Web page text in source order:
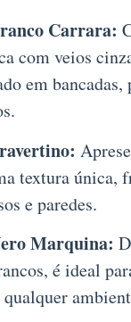
Carrara:
com veios
em bancadas,
textura única,
e paredes.
Marquina:
é ideal